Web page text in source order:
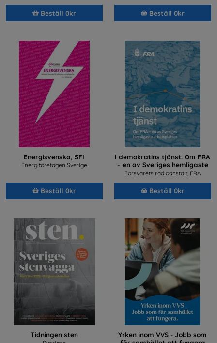
Beställ 0kr Beställ 0kr
Energisvenska, SFI
Energiföretagen Sverige
Beställ 0kr
I demokratins tjänst. Om FRA
– en av Sveriges hemligaste
arbetsplatser
Försvarets radioanstalt, FRA
Beställ 0kr
Tidningen sten
Yrken inom VVS - Jobb som